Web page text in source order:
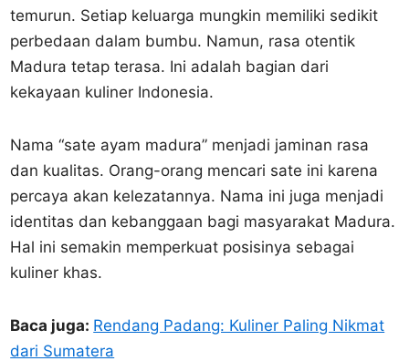
temurun. Setiap keluarga mungkin memiliki sedikit
perbedaan dalam bumbu. Namun, rasa otentik
Madura tetap terasa. Ini adalah bagian dari
kekayaan kuliner Indonesia.
Nama “sate ayam madura” menjadi jaminan rasa
dan kualitas. Orang-orang mencari sate ini karena
percaya akan kelezatannya. Nama ini juga menjadi
identitas dan kebanggaan bagi masyarakat Madura.
Hal ini semakin memperkuat posisinya sebagai
kuliner khas.
Baca juga: Rendang Padang: Kuliner Paling Nikmat
dari Sumatera